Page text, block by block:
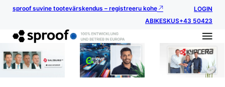
sproof suvine tootevärskendus – registreeru kohe
LOGIN
ABIKESKUS+43 50423